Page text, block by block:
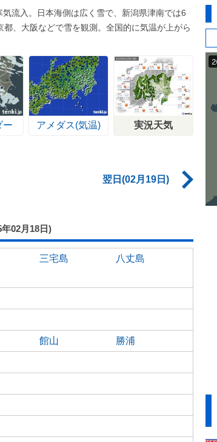
流入。日本海側は広く雪で、新潟県津南では6
、大阪などで雪を観測。全国的に気温が上がら
ー アメダス(気温) 実況天気
翌日(02月19日)
年02月18日)
三宅島
八丈島
館山 勝浦